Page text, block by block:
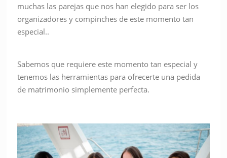
muchas las parejas que nos han elegido para ser los
organizadores y compinches de este momento tan
especial..
Sabemos que requiere este momento tan especial y
tenemos las herramientas para ofrecerte una pedida
de matrimonio simplemente perfecta.